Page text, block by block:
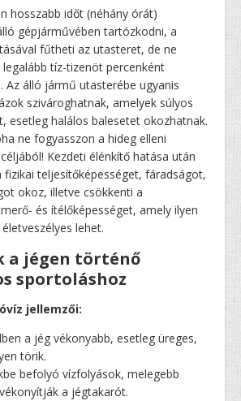
hosszabb időt (néhány órát)
gépjárművében tartózkodni, a
fűtheti az utasteret, de ne
tíz-tizenöt percenként
Az álló jármű utasterébe ugyanis
szivároghatnak, amelyek súlyos
esetleg halálos balesetet okozhatnak.
ne fogyasszon a hideg elleni
Kezdeti élénkítő hatása után
fizikai teljesítőképességet, fáradságot,
okoz, illetve csökkenti a
és ítélőképességet, amely ilyen
lehet.
a jégen történő
sportoláshoz
jellemzői:
a jég vékonyabb, esetleg üreges,
törik.
befolyó vízfolyások, melegebb
a jégtakarót.